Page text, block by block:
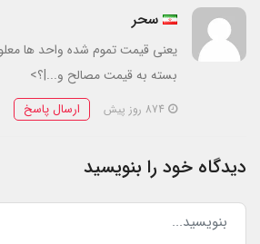
سحر
یعنی قیمت تموم شده واحد ها
بسته به قیمت مصالح و...|؟>
ارسال پاسخ
دیدگاه خود را بنویسید